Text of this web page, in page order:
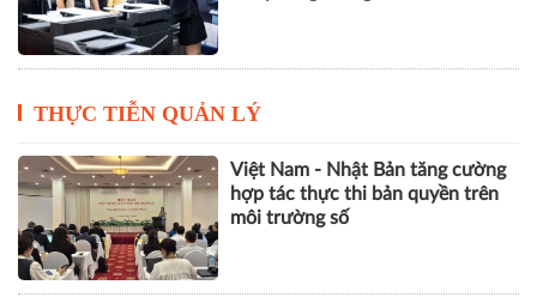
THỰC TIỄN QUẢN LÝ
Việt Nam - Nhật Bản tăng cường
hợp tác thực thi bản quyền trên
môi trường số